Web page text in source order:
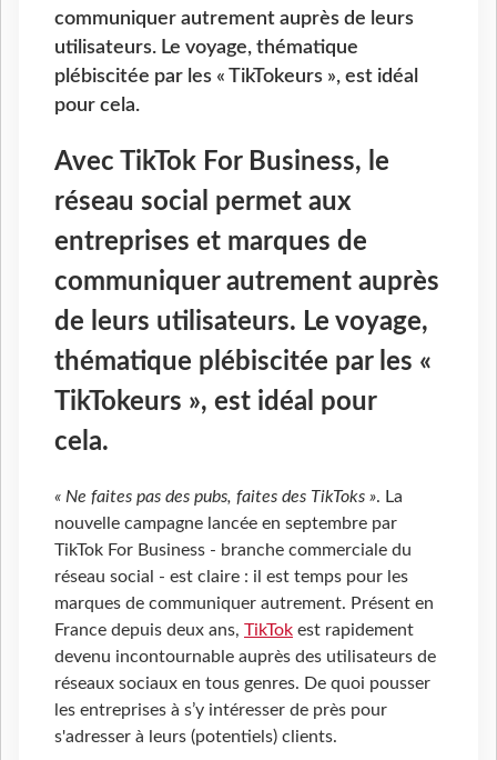
communiquer autrement auprès de leurs
utilisateurs. Le voyage, thématique
plébiscitée par les « TikTokeurs », est idéal
pour cela.
Avec TikTok For Business, le
réseau social permet aux
entreprises et marques de
communiquer autrement auprès
de leurs utilisateurs. Le voyage,
thématique plébiscitée par les «
TikTokeurs », est idéal pour
cela.
« Ne faites pas des pubs, faites des TikToks ». La
nouvelle campagne lancée en septembre par
TikTok For Business - branche commerciale du
réseau social - est claire : il est temps pour les
marques de communiquer autrement. Présent en
France depuis deux ans, TikTok est rapidement
devenu incontournable auprès des utilisateurs de
réseaux sociaux en tous genres. De quoi pousser
les entreprises à s’y intéresser de près pour
s'adresser à leurs (potentiels) clients.